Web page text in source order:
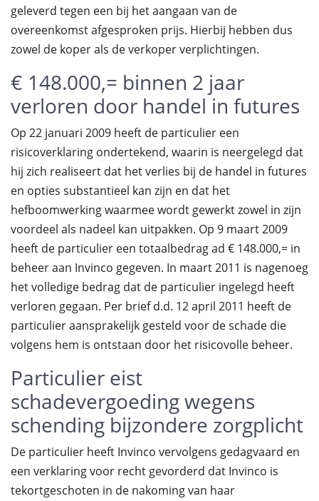
geleverd tegen een bij het aangaan van de
overeenkomst afgesproken prijs. Hierbij hebben dus
zowel de koper als de verkoper verplichtingen.
€ 148.000,= binnen 2 jaar
verloren door handel in futures
Op 22 januari 2009 heeft de particulier een
risicoverklaring ondertekend, waarin is neergelegd dat
hij zich realiseert dat het verlies bij de handel in futures
en opties substantieel kan zijn en dat het
hefboomwerking waarmee wordt gewerkt zowel in zijn
voordeel als nadeel kan uitpakken. Op 9 maart 2009
heeft de particulier een totaalbedrag ad € 148.000,= in
beheer aan Invinco gegeven. In maart 2011 is nagenoeg
het volledige bedrag dat de particulier ingelegd heeft
verloren gegaan. Per brief d.d. 12 april 2011 heeft de
particulier aansprakelijk gesteld voor de schade die
volgens hem is ontstaan door het risicovolle beheer.
Particulier eist
schadevergoeding wegens
schending bijzondere zorgplicht
De particulier heeft Invinco vervolgens gedagvaard en
een verklaring voor recht gevorderd dat Invinco is
tekortgeschoten in de nakoming van haar